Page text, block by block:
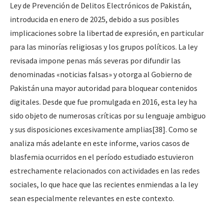
Ley de Prevención de Delitos Electrónicos de Pakistán,
introducida en enero de 2025, debido a sus posibles
implicaciones sobre la libertad de expresión, en particular
para las minorías religiosas y los grupos políticos. La ley
revisada impone penas más severas por difundir las
denominadas «noticias falsas» y otorga al Gobierno de
Pakistán una mayor autoridad para bloquear contenidos
digitales. Desde que fue promulgada en 2016, esta ley ha
sido objeto de numerosas críticas por su lenguaje ambiguo
y sus disposiciones excesivamente amplias[38]. Como se
analiza más adelante en este informe, varios casos de
blasfemia ocurridos en el período estudiado estuvieron
estrechamente relacionados con actividades en las redes
sociales, lo que hace que las recientes enmiendas a la ley
sean especialmente relevantes en este contexto.